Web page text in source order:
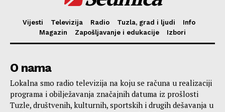
Vijesti Televizija Radio Tuzla, grad i ljudi
Info
Magazin
Zapošljavanje i edukacije Izbori
O nama
Lokalna smo radio televizija na koju se računa u realizaciji
programa i obilježavanja značajnih datuma iz prošlosti
Tuzle, društvenih, kulturnih, sportskih i drugih dešavanja u